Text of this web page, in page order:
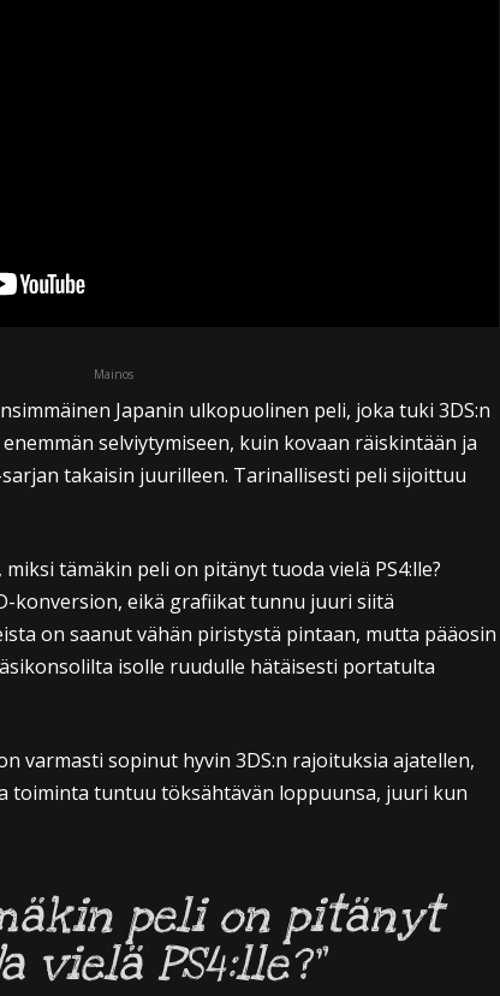
Mainos
Japanin ulkopuolinen peli, joka tuki 3DS:n
selviytymiseen, kuin kovaan räiskintään ja
takaisin juurilleen. Tarinallisesti peli sijoittuu
tämäkin peli on pitänyt tuoda vielä PS4:lle?
konversion, eikä grafiikat tunnu juuri siitä
on saanut vähän piristystä pintaan, mutta pääosin
isolle ruudulle hätäisesti portatulta
varmasti sopinut hyvin 3DS:n rajoituksia ajatellen,
toiminta tuntuu töksähtävän loppuunsa, juuri kun
peli on pitänyt
vielä PS4:lle?”